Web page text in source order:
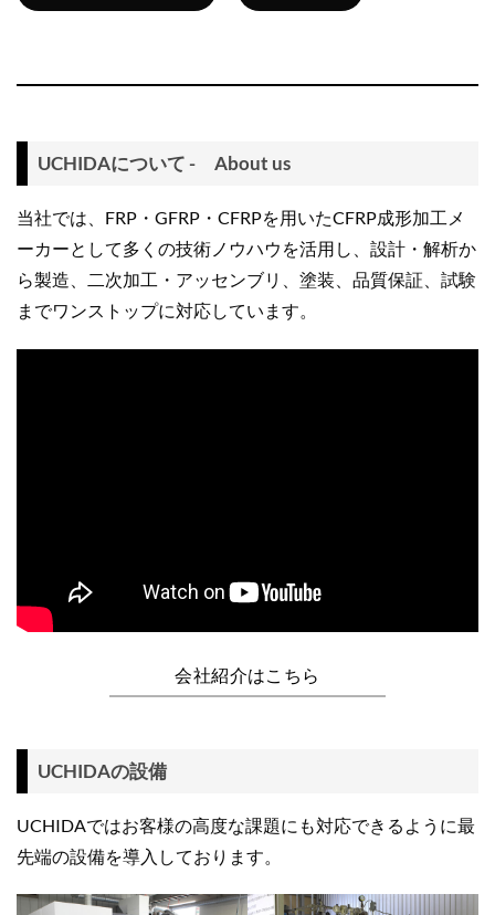
UCHIDAについて - About us
当社では、FRP・GFRP・CFRPを用いたCFRP成形加工メ
ーカーとして多くの技術ノウハウを活用し、設計・解析か
ら製造、二次加工・アッセンブリ、塗装、品質保証、試験
までワンストップに対応しています。
会社紹介はこちら
UCHIDAの設備
UCHIDAではお客様の高度な課題にも対応できるように最
先端の設備を導入しております。